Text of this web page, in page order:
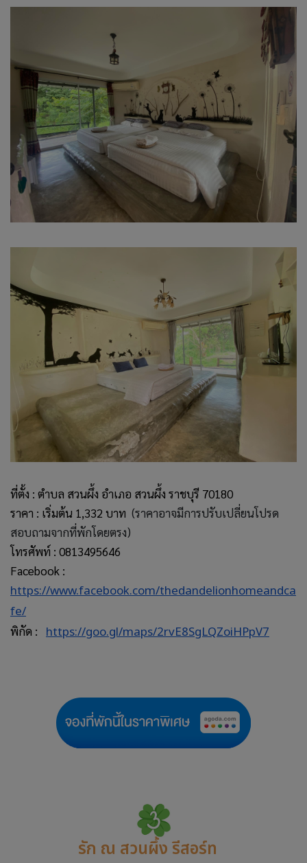
ที่ตั้ง : ตำบล สวนผึ้ง อำเภอ สวนผึ้ง ราชบุรี 70180
ราคา : เริ่มต้น 1,332 บาท (ราคาอาจมีการปรับเปลี่ยนโปรด
สอบถามจากที่พักโดยตรง)
โทรศัพท์ : 0813495646
Facebook :
https://www.facebook.com/thedandelionhomeandca
fe/
พิกัด : https://goo.gl/maps/2rvE8SgLQZoiHPpV7
รัก ณ สวนผึ้ง รีสอร์ท